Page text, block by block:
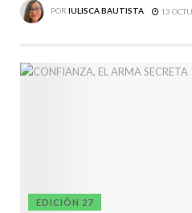
POR IULISCA BAUTISTA 13
EDICIÓN 27